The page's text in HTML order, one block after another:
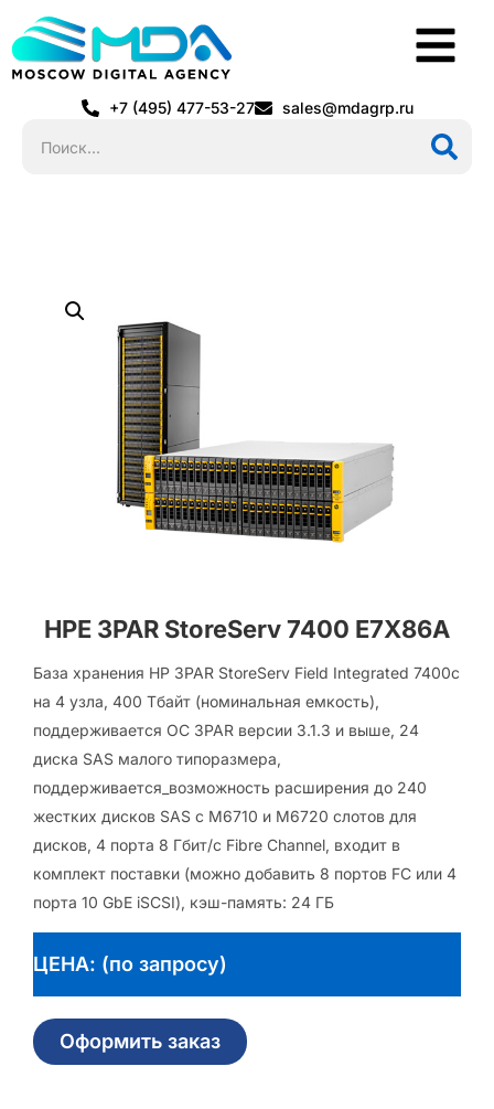
+7 (495) 477-53-27 sales@mdagrp.ru
HPE 3PAR StoreServ 7400 E7X86A
База хранения HP 3PAR StoreServ Field Integrated 7400c
на 4 узла, 400 Тбайт (номинальная емкость),
поддерживается ОС 3PAR версии 3.1.3 и выше, 24
диска SAS малого типоразмера,
поддерживается_возможность расширения до 240
жестких дисков SAS с M6710 и M6720 слотов для
дисков, 4 порта 8 Гбит/с Fibre Channel, входит в
комплект поставки (можно добавить 8 портов FC или 4
порта 10 GbE iSCSI), кэш-память: 24 ГБ
ЦЕНА: (по запросу)
Оформить заказ